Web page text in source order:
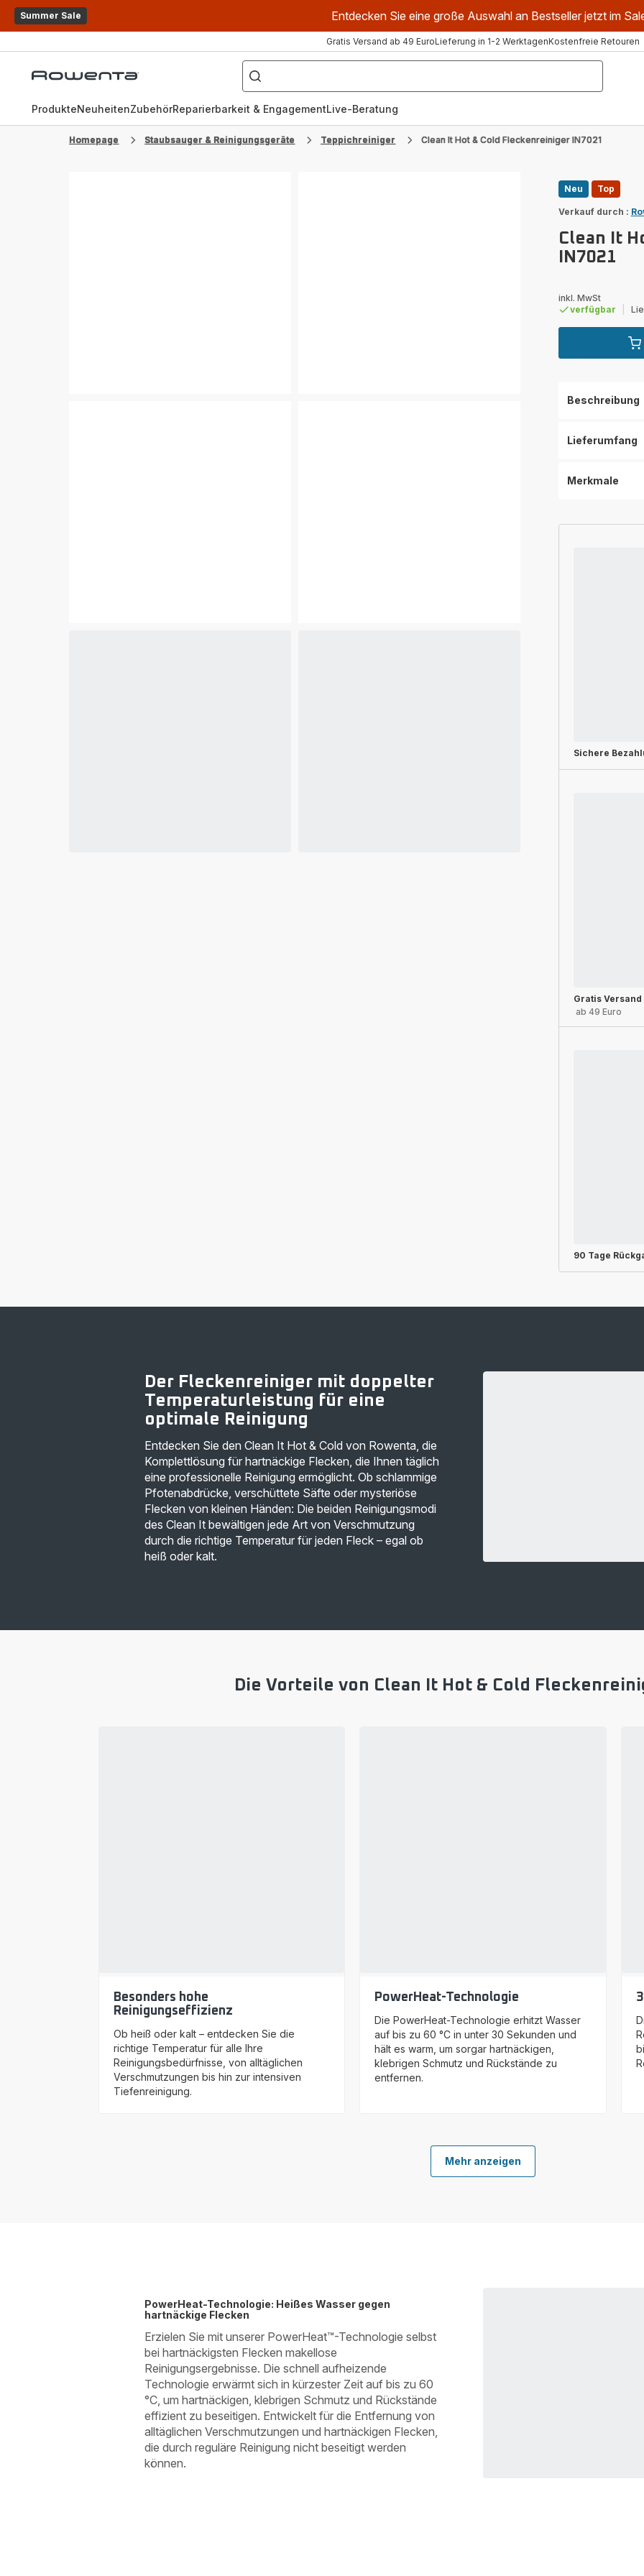
Summer Sale Entdecken Sie eine große Auswahl an Bestseller jetzt im
Gratis Versand ab 49 EuroLieferung in 1-2 WerktagenKostenfreie Retouren
Rowenta
Wonach
suchen
Sie?
ProdukteNeuheitenZubehörReparierbarkeit & EngagementLive-Beratung
Homepage Staubsauger & Reinigungsgeräte Teppichreiniger Clean It Hot & Cold Fleckenreiniger IN7021
Neu Top
Verkauf durch :
Clean It
IN7021
inkl. MwSt
verfügbar
Beschreibung
Lieferumfang
Merkmale
Sichere
Gratis Versand
ab 49 Euro
90 Tage
Der Fleckenreiniger mit doppelter
Temperaturleistung für eine
optimale Reinigung
Entdecken Sie den Clean It Hot & Cold von Rowenta, die
Komplettlösung für hartnäckige Flecken, die Ihnen täglich
eine professionelle Reinigung ermöglicht. Ob schlammige
Pfotenabdrücke, verschüttete Säfte oder mysteriöse
Flecken von kleinen Händen: Die beiden Reinigungsmodi
des Clean It bewältigen jede Art von Verschmutzung
durch die richtige Temperatur für jeden Fleck – egal ob
heiß oder kalt.
Die Vorteile von Clean It Hot & Cold
Besonders hohe
Reinigungseffizienz
Ob heiß oder kalt – entdecken Sie die
richtige Temperatur für alle Ihre
Reinigungsbedürfnisse, von alltäglichen
Verschmutzungen bis hin zur intensiven
Tiefenreinigung.
PowerHeat-Technologie
Die PowerHeat-Technologie erhitzt Wasser
auf bis zu 60 °C in unter 30 Sekunden und
hält es warm, um sorgar hartnäckigen,
klebrigen Schmutz und Rückstände zu
entfernen.
Mehr anzeigen
PowerHeat-Technologie: Heißes Wasser gegen
hartnäckige Flecken
Erzielen Sie mit unserer PowerHeat™-Technologie selbst
bei hartnäckigsten Flecken makellose
Reinigungsergebnisse. Die schnell aufheizende
Technologie erwärmt sich in kürzester Zeit auf bis zu 60
°C, um hartnäckigen, klebrigen Schmutz und Rückstände
effizient zu beseitigen. Entwickelt für die Entfernung von
alltäglichen Verschmutzungen und hartnäckigen Flecken,
die durch reguläre Reinigung nicht beseitigt werden
können.